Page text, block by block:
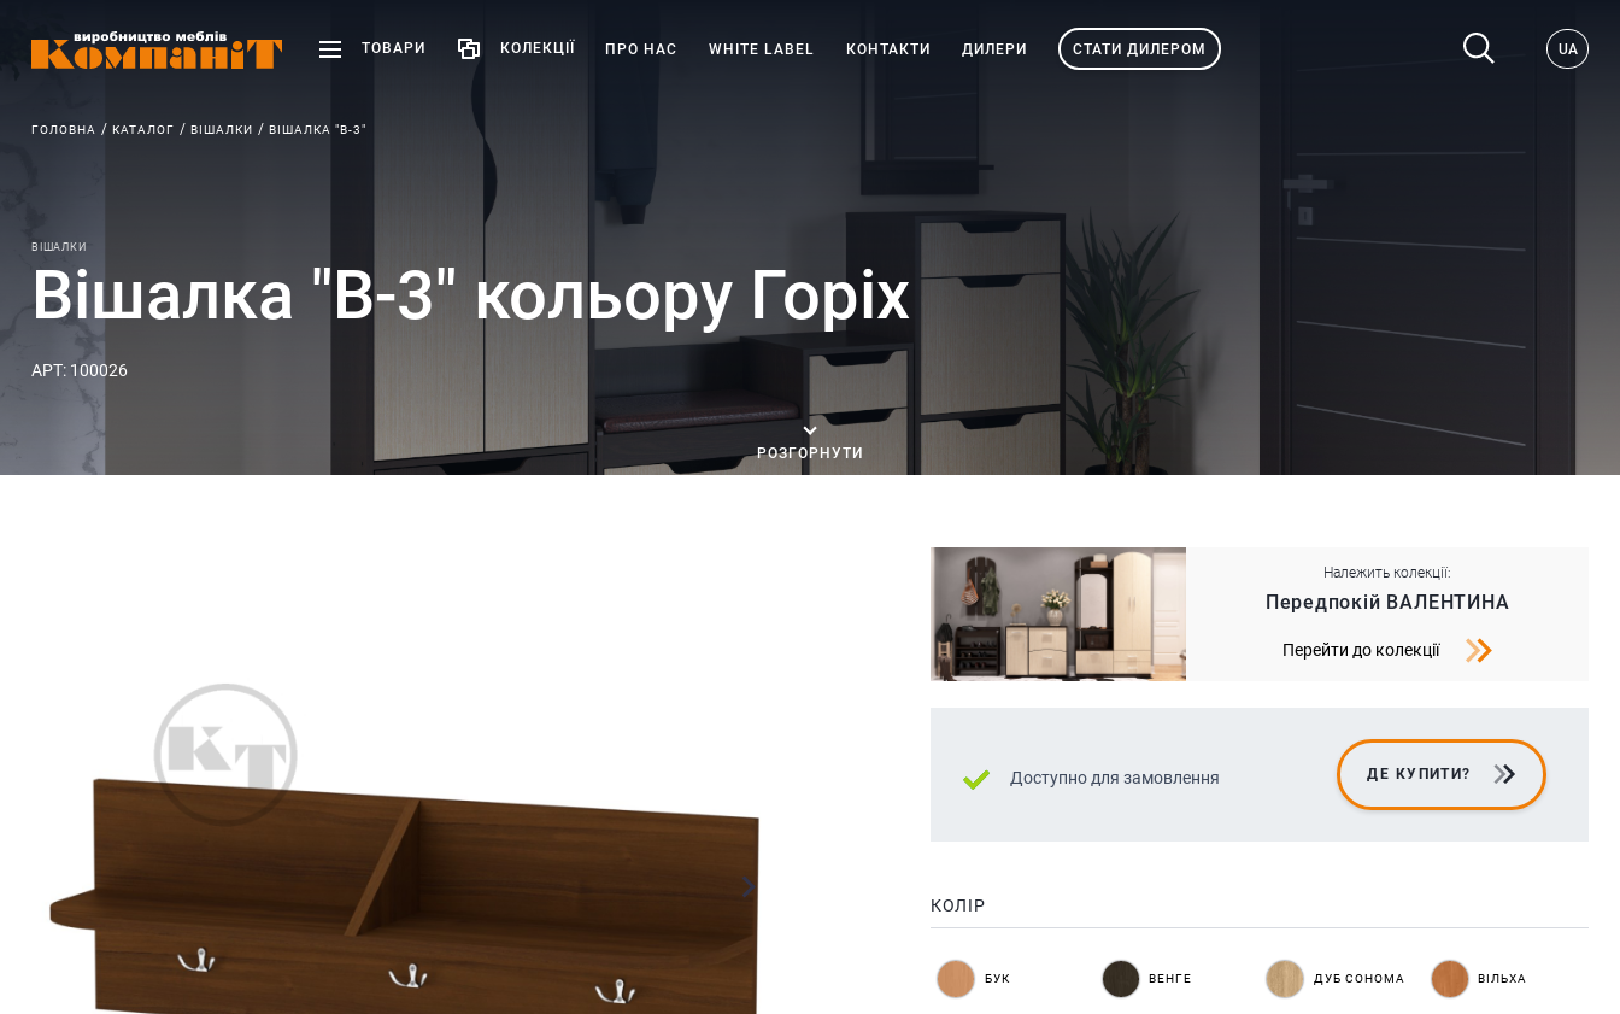
ТОВАРИ КОЛЕКЦІЇ ПРО НАС WHITE LABEL КОНТАКТИ ДИЛЕРИ СТАТИ ДИЛЕРОМ UA
ГОЛОВНА КАТАЛОГ ВІШАЛКИ ВІШАЛКА "В-3"
ВІШАЛКИ
Вішалка "В-3" кольору Горіх
АРТ: 100026
РОЗГОРНУТИ
Належить колекції:
Передпокій ВАЛЕНТИНА
Перейти до колекції
Доступно для замовлення ДЕ КУПИТИ?
КОЛІР
БУК ВЕНГЕ ДУБ СОНОМА ВІЛЬХА